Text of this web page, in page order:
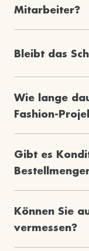
Mitarbeiter?
Bleibt das
Wie lange
Fashion-
Gibt es
Können Sie
vermessen?